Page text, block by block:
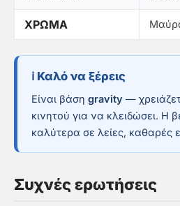
ΧΡΏΜΑ
ℹ️ Καλό να ξέρεις
Είναι βάση gravity —
κινητού για να κλειδώσει. Η
καλύτερα σε λείες, καθαρές
Συχνές ερωτήσεις